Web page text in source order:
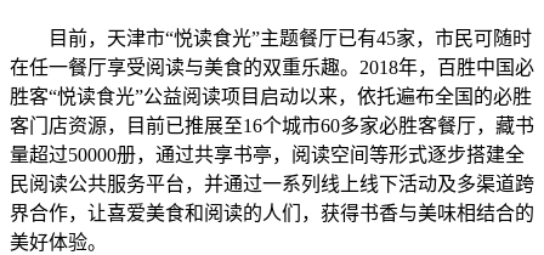
目前，天津市“悦读食光”主题餐厅已有45家，市民可随时
在任一餐厅享受阅读与美食的双重乐趣。2018年，百胜中国必
胜客“悦读食光”公益阅读项目启动以来，依托遍布全国的必胜
客门店资源，目前已推展至16个城市60多家必胜客餐厅，藏书
量超过50000册，通过共享书亭，阅读空间等形式逐步搭建全
民阅读公共服务平台，并通过一系列线上线下活动及多渠道跨
界合作，让喜爱美食和阅读的人们，获得书香与美味相结合的
美好体验。